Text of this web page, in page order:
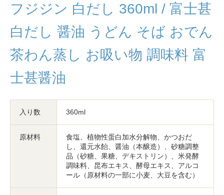
フジジン 白だし 360ml / 富士甚
白だし 醤油 うどん そば おでん
茶わん蒸し お吸い物 調味料 富
士甚醤油
入り数 360ml
原材料
食塩、植物性蛋白加水分解物、かつおだ
し、還元水飴、醤油（本醸造）、砂糖調整
品（砂糖、果糖、デキストリン）、米発酵
調味料、昆布エキス、酵母エキス、アルコ
ール（原材料の一部に小麦、大豆を含む）